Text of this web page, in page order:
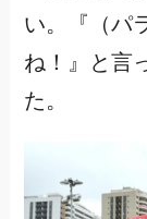
い。『（パ
ね！』と言
た。